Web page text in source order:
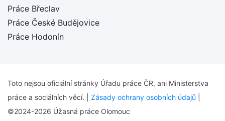
Práce Břeclav
Práce České Budějovice
Práce Hodonín
Toto nejsou oficiální stránky Úřadu práce ČR, ani Ministerstva
práce a sociálních věcí. | Zásady ochrany osobních údajů
©2024-2026 Úžasná práce Olomouc